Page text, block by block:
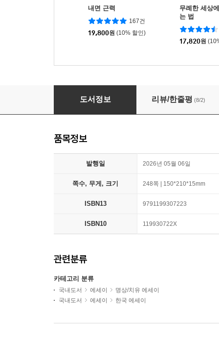
내면 근력
167건
19,800원 (10% 할인)
무례한 세상
는 법
17,820원
서툴러도 괜찮은, 나를 돌보는 한 줄 고백
도서정보 리뷰/한줄평 (8/2)
품목정보
발행일 2026년 05월 06일
쪽수, 무게, 크기 248쪽 | 150*210*15mm
ISBN13 9791199307223
ISBN10 119930722X
관련분류
카테고리 분류
국내도서 에세이
명상/치유 에세이
국내도서
에세이 한국 에세이